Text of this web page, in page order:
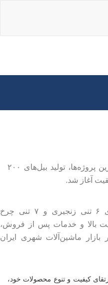
پس از دو سال تست در سخت‌ترین پروژه‌ها، تولید بیل‌های ۲۰۰
با مشارکت لیوگانگ، مینی بیل‌های ۶ تنی زنجیری و ۷ تنی چرخ
بالا و خدمات پس از فروش،
ماشین‌آلات شهری ایران
کیفیت و تنوع محصولات خود،